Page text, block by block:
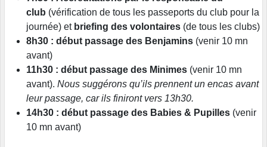
club (vérification de tous les passeports du club pour la
journée) et briefing des volontaires (de tous les clubs)
8h30 : début passage des Benjamins (venir 10 mn
avant)
11h30 : début passage des Minimes (venir 10 mn
avant). Nous suggérons qu’ils prennent un encas avant
leur passage, car ils finiront vers 13h30.
14h30 : début passage des Babies & Pupilles (venir
10 mn avant)